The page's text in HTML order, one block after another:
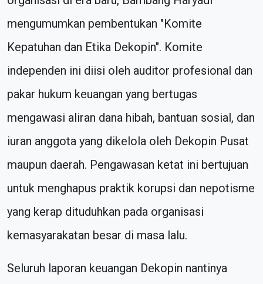
mengumumkan pembentukan "Komite
Kepatuhan dan Etika Dekopin". Komite
independen ini diisi oleh auditor profesional dan
pakar hukum keuangan yang bertugas
mengawasi aliran dana hibah, bantuan sosial, dan
iuran anggota yang dikelola oleh Dekopin Pusat
maupun daerah. Pengawasan ketat ini bertujuan
untuk menghapus praktik korupsi dan nepotisme
yang kerap dituduhkan pada organisasi
kemasyarakatan besar di masa lalu.
Seluruh laporan keuangan Dekopin nantinya